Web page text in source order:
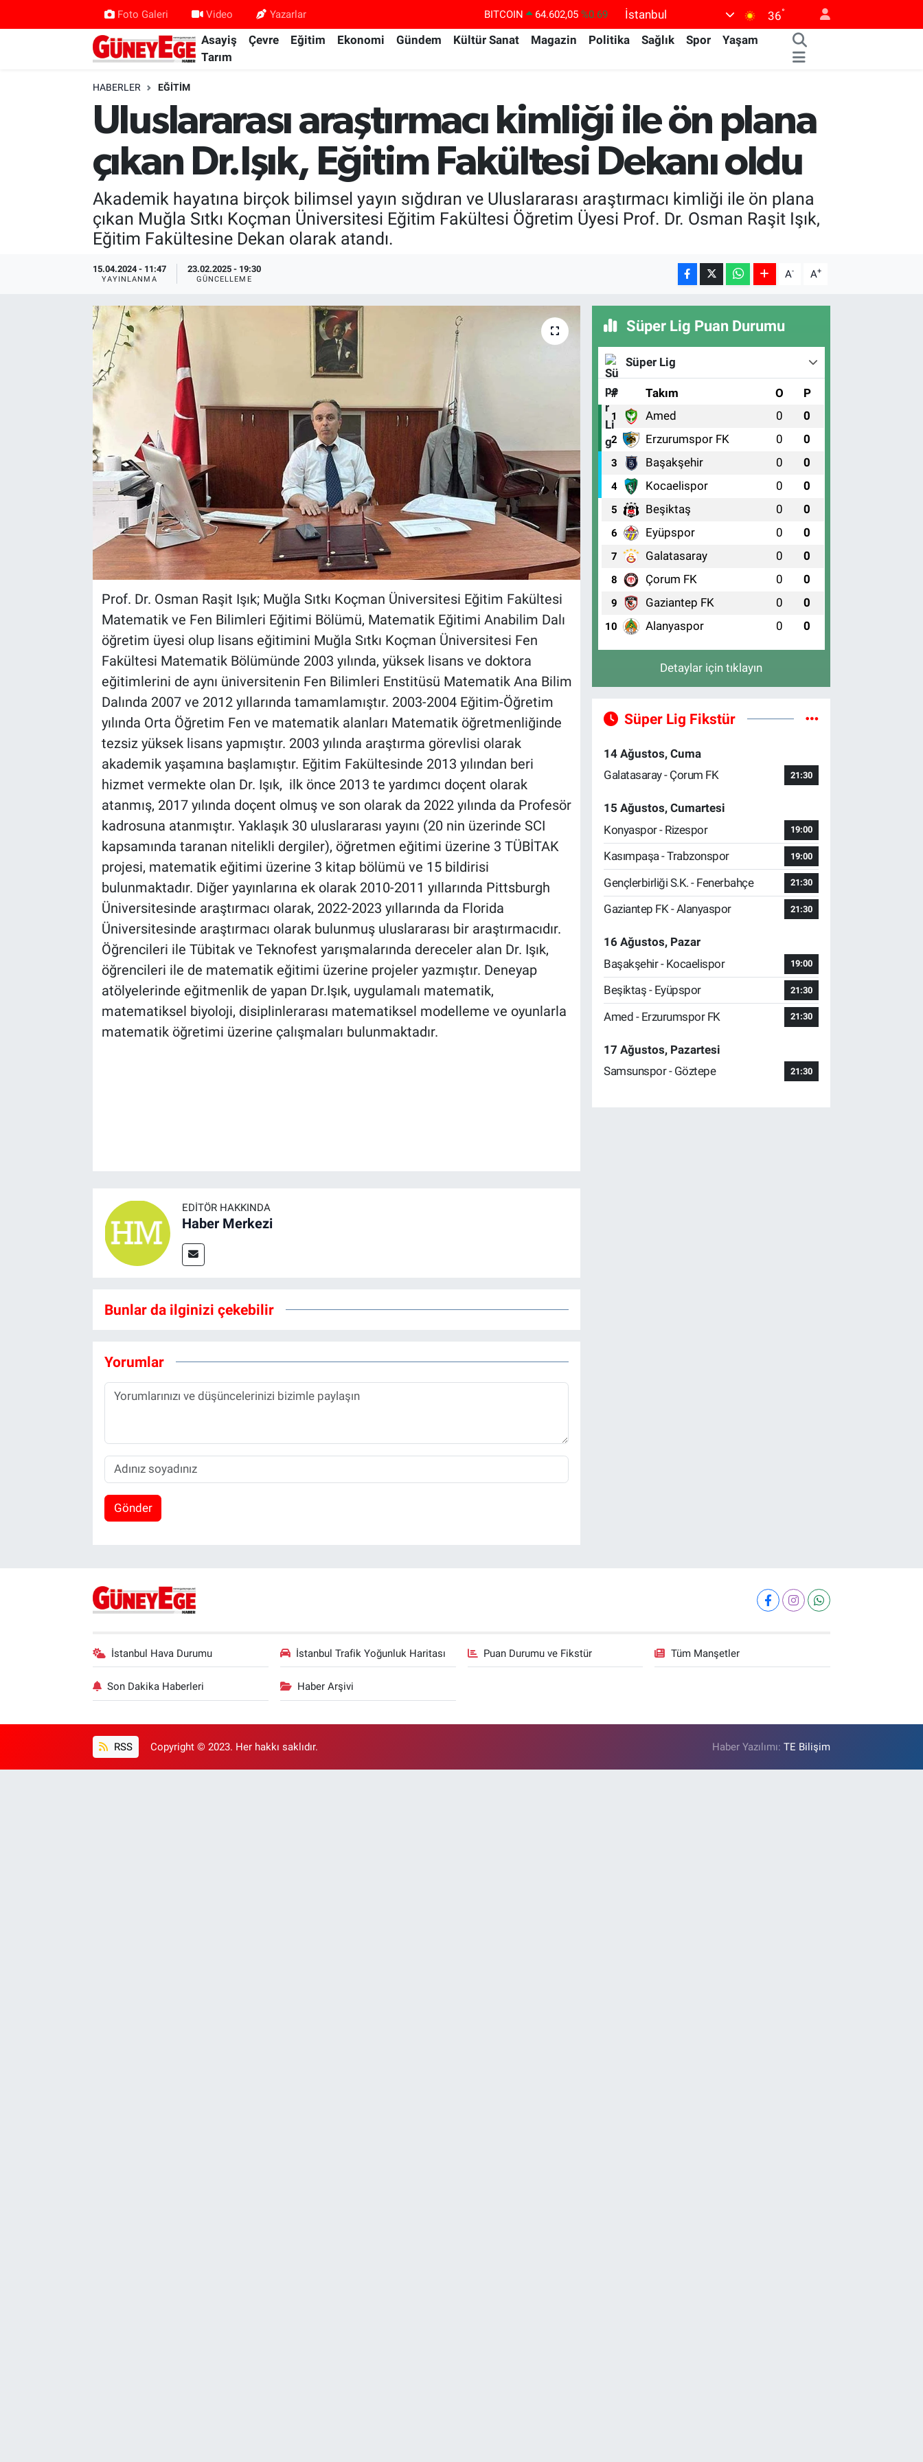
Foto Galeri Video Yazarlar
DOLAR
47,5986 %0.06
GRAM ALTIN
6513.94 %0.32
BİST100
13.768 %48
İstanbul 36°
Asayiş Çevre Eğitim Ekonomi Gündem Kültür Sanat Magazin Politika Sağlık Spor
Yaşam
Tarım
HABERLER EĞITIM
Uluslararası araştırmacı kimliği ile ön plana
çıkan Dr.Işık, Eğitim Fakültesi Dekanı oldu
Akademik hayatına birçok bilimsel yayın sığdıran ve Uluslararası araştırmacı kimliği ile ön plana
çıkan Muğla Sıtkı Koçman Üniversitesi Eğitim Fakültesi Öğretim Üyesi Prof. Dr. Osman Raşit Işık,
Eğitim Fakültesine Dekan olarak atandı.
15.04.2024 - 11:47
YAYINLANMA
23.02.2025 - 19:30
GÜNCELLEME A- A+
Prof. Dr. Osman Raşit Işık; Muğla Sıtkı Koçman Üniversitesi Eğitim Fakültesi
Matematik ve Fen Bilimleri Eğitimi Bölümü, Matematik Eğitimi Anabilim Dalı
öğretim üyesi olup lisans eğitimini Muğla Sıtkı Koçman Üniversitesi Fen
Fakültesi Matematik Bölümünde 2003 yılında, yüksek lisans ve doktora
eğitimlerini de aynı üniversitenin Fen Bilimleri Enstitüsü Matematik Ana Bilim
Dalında 2007 ve 2012 yıllarında tamamlamıştır. 2003-2004 Eğitim-Öğretim
yılında Orta Öğretim Fen ve matematik alanları Matematik öğretmenliğinde
tezsiz yüksek lisans yapmıştır. 2003 yılında araştırma görevlisi olarak
akademik yaşamına başlamıştır. Eğitim Fakültesinde 2013 yılından beri
hizmet vermekte olan Dr. Işık, ilk önce 2013 te yardımcı doçent olarak
atanmış, 2017 yılında doçent olmuş ve son olarak da 2022 yılında da Profesör
kadrosuna atanmıştır. Yaklaşık 30 uluslararası yayını (20 nin üzerinde SCI
kapsamında taranan nitelikli dergiler), öğretmen eğitimi üzerine 3 TÜBİTAK
projesi, matematik eğitimi üzerine 3 kitap bölümü ve 15 bildirisi
bulunmaktadır. Diğer yayınlarına ek olarak 2010-2011 yıllarında Pittsburgh
Üniversitesinde araştırmacı olarak, 2022-2023 yıllarında da Florida
Üniversitesinde araştırmacı olarak bulunmuş uluslararası bir araştırmacıdır.
Öğrencileri ile Tübitak ve Teknofest yarışmalarında dereceler alan Dr. Işık,
öğrencileri ile de matematik eğitimi üzerine projeler yazmıştır. Deneyap
atölyelerinde eğitmenlik de yapan Dr.Işık, uygulamalı matematik,
matematiksel biyoloji, disiplinlerarası matematiksel modelleme ve oyunlarla
matematik öğretimi üzerine çalışmaları bulunmaktadır.
EDITÖR HAKKINDA
Haber Merkezi
Bunlar da ilginizi çekebilir
Yorumlar
Gönder
Süper Lig Puan Durumu
Süper Lig
# Takım O P
1 Amed 0 0
2 Erzurumspor FK 0 0
3 Başakşehir 0 0
4 Kocaelispor 0 0
5 Beşiktaş 0 0
6 Eyüpspor 0 0
7 Galatasaray 0 0
8 Çorum FK 0 0
9 Gaziantep FK 0 0
10 Alanyaspor 0 0
Detaylar için tıklayın
Süper Lig Fikstür
14 Ağustos, Cuma
Galatasaray - Çorum FK
21:30
15 Ağustos, Cumartesi
Konyaspor - Rizespor
19:00
Kasımpaşa - Trabzonspor 19:00
Gençlerbirliği S.K. - Fenerbahçe 21:30
Gaziantep FK - Alanyaspor 21:30
16 Ağustos, Pazar
Başakşehir - Kocaelispor
19:00
Beşiktaş - Eyüpspor 21:30
Amed - Erzurumspor FK 21:30
17 Ağustos, Pazartesi
Samsunspor - Göztepe
21:30
İstanbul Hava Durumu İstanbul Trafik Yoğunluk Haritası Puan Durumu ve Fikstür Tüm Manşetler
Son Dakika Haberleri Haber Arşivi
RSS Copyright © 2023. Her hakkı saklıdır. Haber Yazılımı:TE Bilişim
Kültür Sanat
İstanbul Hava Durumu
İstanbul Trafik Yoğunluk Haritası
Süper Lig Puan Durumu ve Fikstür
Tüm Manşetler
Son Dakika Haberleri
Haber Arşivi